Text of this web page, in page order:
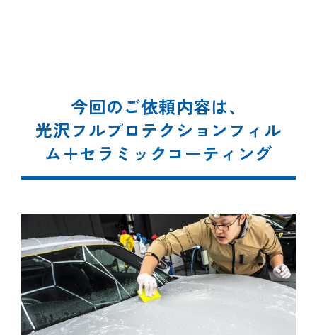
今回のご依頼内容は、
光沢フルプロテクションフィル
ム＋セラミックコーティング